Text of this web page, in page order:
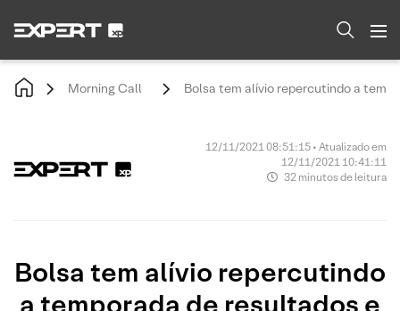
Morning Call Bolsa tem alívio repercutindo a
12/11/2021 08:51:15 • Atualizado em
12/11/2021 10:41:11
32 minutos de leitura
Bolsa tem alívio repercutindo